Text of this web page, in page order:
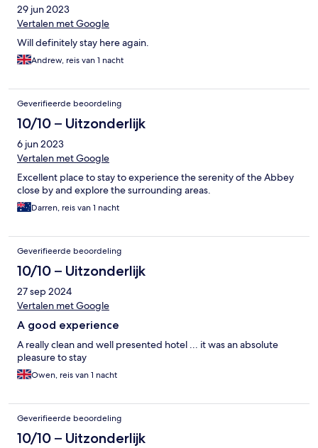
29 jun 2023
Vertalen met Google
Will definitely stay here again.
Andrew, reis van 1 nacht
Geverifieerde beoordeling
10/10 – Uitzonderlijk
6 jun 2023
Vertalen met Google
Excellent place to stay to experience the serenity of the Abbey
close by and explore the surrounding areas.
Darren, reis van 1 nacht
Geverifieerde beoordeling
10/10 – Uitzonderlijk
27 sep 2024
Vertalen met Google
A good experience
A really clean and well presented hotel ... it was an absolute
pleasure to stay
Owen, reis van 1 nacht
Geverifieerde beoordeling
10/10 – Uitzonderlijk